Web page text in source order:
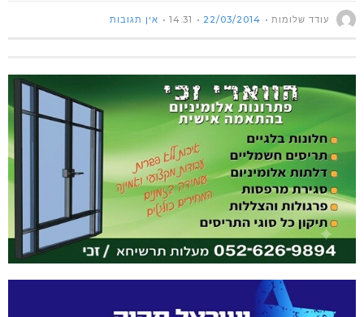
עודד שלומות 22/03/2014
14:31 אין תגובות